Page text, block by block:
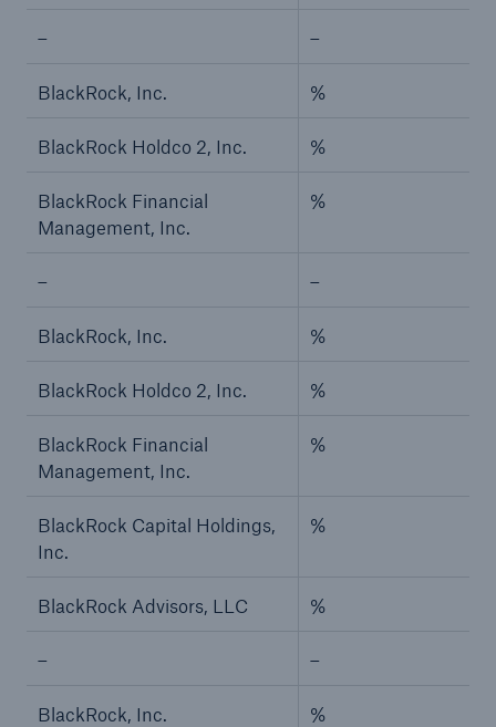
– –
BlackRock, Inc. %
BlackRock Holdco 2, Inc. %
BlackRock Financial
Management, Inc.
%
– –
BlackRock, Inc. %
BlackRock Holdco 2, Inc. %
BlackRock Financial
Management, Inc.
%
BlackRock Capital Holdings,
Inc.
%
BlackRock Advisors, LLC %
– –
BlackRock, Inc. %
Lösungen
Insights
Karriere